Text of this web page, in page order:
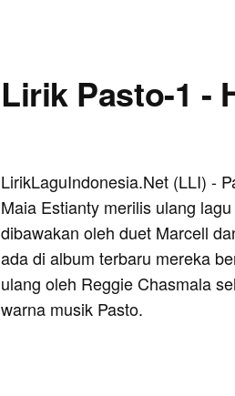
Lirik Pasto-1 -
LirikLaguIndonesia.Net (LLI) -
Maia Estianty merilis ulang
dibawakan oleh duet Marcell
ada di album terbaru mereka
ulang oleh Reggie Chasmala
warna musik Pasto.